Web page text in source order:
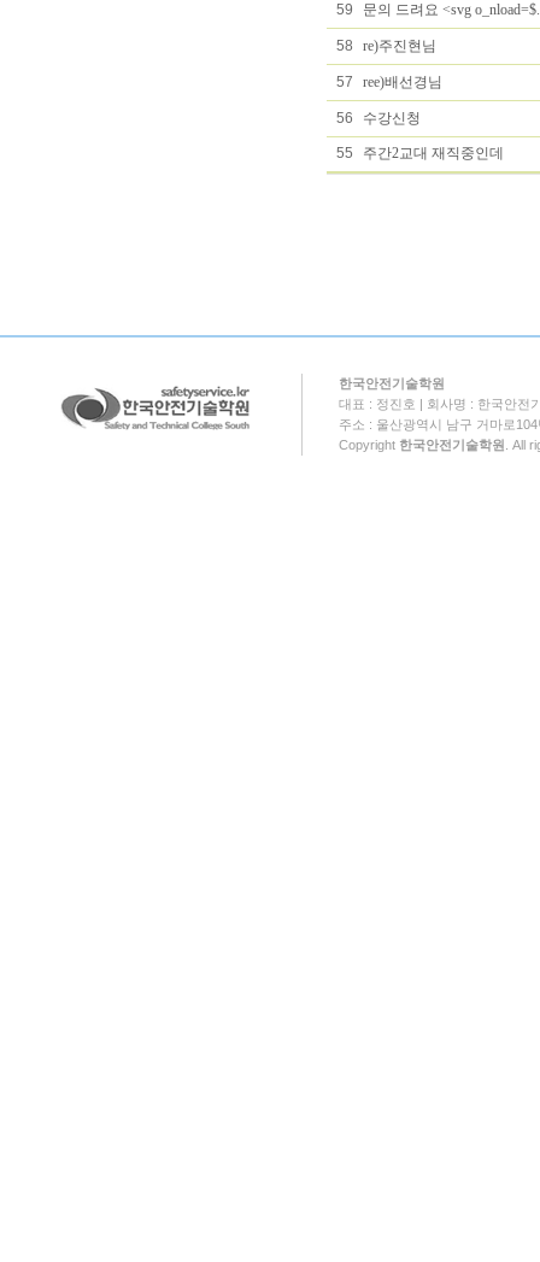
59 문의 드려요 <svg
58 re)주진현님
57 ree)배선경님
56 수강신청
55 주간2교대 재직중인데
한국안전기술학원
대표 : 정진호 | 회사명 : 한국안전
주소 : 울산광역시 남구 거마로
Copyright 한국안전기술학원 . All